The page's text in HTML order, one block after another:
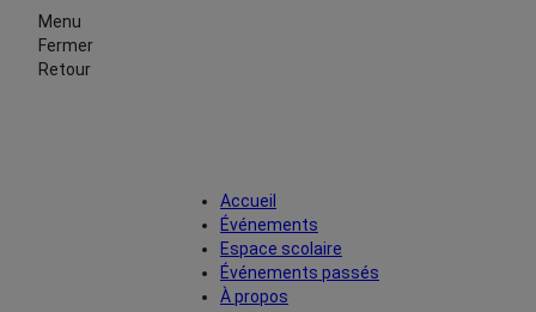
Menu
Fermer
Retour
Accueil
Événements
Espace scolaire
Événements passés
À propos